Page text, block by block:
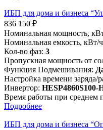
ИБП для дома и бизнеса
836 150 ₽
Номинальная мощность,
Номинальная емкость, кВт/
Кол-во фаз: 3
Пропускная мощность от
Функция Подмешивания:
Настройка времени заряда/
Инвертор: HESP4860S100-
Время работы при среднем
Подробнее
ИБП для дома и бизнеса